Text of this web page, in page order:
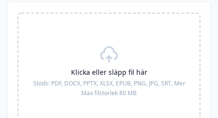
Klicka eller släpp fil här
Stöds: PDF, DOCX, PPTX, XLSX, EPUB, PNG, JPG, SRT, Mer
Max filstorlek 80 MB